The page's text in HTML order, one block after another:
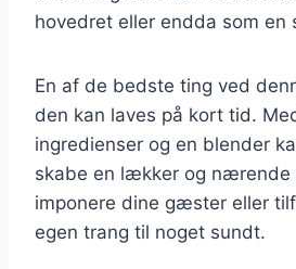
hovedret eller endda som en
En af de bedste ting ved
den kan laves på kort tid.
ingredienser og en blender
skabe en lækker og nærende
imponere dine gæster eller
egen trang til noget sundt.